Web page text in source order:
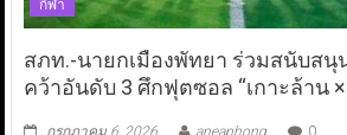
กีฬา
สภท.-นายกเมืองพัทยา ร่วมสนับสนุ
คว้าอันดับ 3 ศึกฟุตซอล “เกาะล้าน